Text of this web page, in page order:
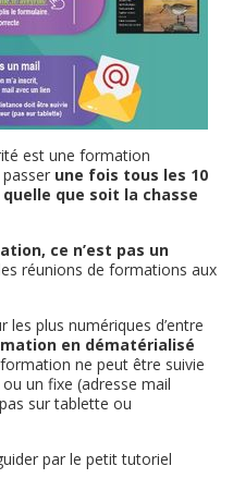
est une formation
une fois tous les 10
que soit la chasse
ce n’est pas un
réunions de formations aux
les plus numériques d’entre
en dématérialisé
ne peut être suivie
un fixe (adresse mail
sur tablette ou
par le petit tutoriel